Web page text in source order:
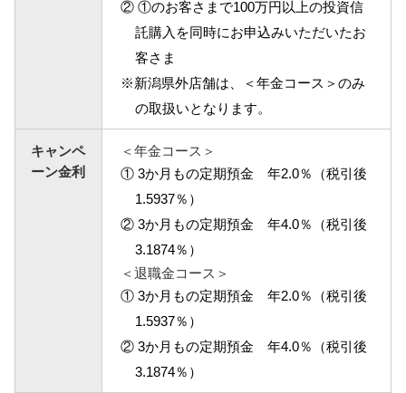
サービスのご案内
たいこうでんさいサービス
（電子債権をご利用のお客さま向け）
サービスのご案内
Taiko Big Advance
サービスのご案内
② ①のお客さまで100万円以上の投資信
託購入を同時にお申込みいただいたお
客さま
※新潟県外店舗は、＜年金コース＞のみ
の取扱いとなります。
キャンペ
ーン金利
＜年金コース＞
① 3か月もの定期預金 年2.0％（税引後
1.5937％）
② 3か月もの定期預金 年4.0％（税引後
3.1874％）
＜退職金コース＞
① 3か月もの定期預金 年2.0％（税引後
1.5937％）
② 3か月もの定期預金 年4.0％（税引後
3.1874％）